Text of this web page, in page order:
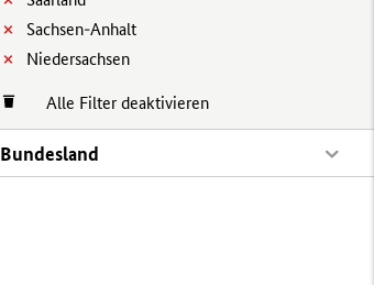
Sachsen-Anhalt
Niedersachsen
Alle Filter deaktivieren
Bundesland